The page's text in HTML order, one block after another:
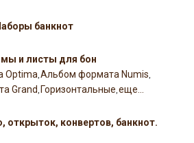
банкнот
и листы для бон
Optima,Альбом формата Numis,
Grand , Горизонтальные,еще...
конвертов, банкнот.